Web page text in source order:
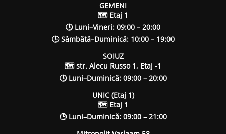
GEMENI
🗺 Etaj 1
🕒 Luni–Vineri: 09:00 – 20:00
🕒 Sâmbătă–Duminică: 10:00 – 19:00
SOIUZ
🗺 str. Alecu Russo 1, Etaj -1
🕒 Luni–Duminică: 09:00 – 20:00
UNIC (Etaj 1)
🗺 Etaj 1
🕒 Luni–Duminică: 09:00 – 21:00